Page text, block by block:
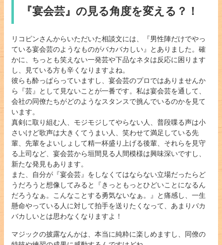
『宴会芸』の見る角度を変える？！
リコピンさんからいただいた相談文には、『男性陣だけでやっ
ている宴会芸のようなものがバカバカしい』とありました。確
かに、ちっとも笑えない一発芸や下品なネタは反応に困ります
し、見ている方も辛くなりますよね。
彼らも酔っぱらっていますし、宴会芸のプロではありませんか
ら『芸』として見ないことが一番です。私は宴会芸を通して、
会社の同僚たちがどのようなスタンスで挑んでいるのかを見て
います。
真剣に取り組む人、モジモジしてやらない人、普段喋る声は小
さいけど歌声は大きくてうまい人、笑わせて満足している先
輩、先輩をよいしょして精一杯盛り上げる後輩、それらを見守
る上司など、宴会芸から垣間見る人間模様は興味深いですし、
新たな発見もあります。
また、自分が『宴会芸』をしなくてはならない立場だったらど
うだろうと想像してみると『きっともっとひどいことになるん
だろうなぁ。こんなことする勇気ないなぁ。』と痛感し、一生
懸命やっている人に対して拍手を送りたくなって、あまりバカ
バカしいとは思わなくなりますよ！
マジックの披露なんかは、本当に純粋に楽しめますし、同僚の